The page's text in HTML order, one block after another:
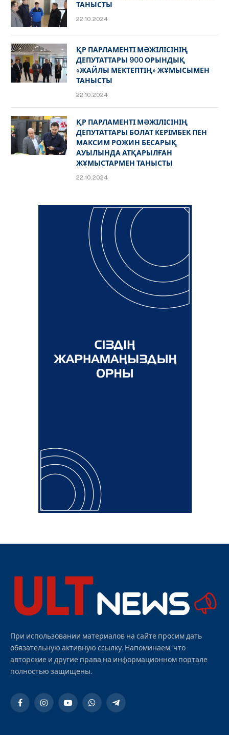
ТАНЫСТЫ
22.10.2024
ҚР ПАРЛАМЕНТІ МӘЖІЛІСІНІҢ
ДЕПУТАТТАРЫ 900 ОРЫНДЫҚ
«ЖАЙЛЫ МЕКТЕПТІҢ» ЖҰМЫСЫМЕН
ТАНЫСТЫ
22.10.2024
ҚР ПАРЛАМЕНТІ МӘЖІЛІСІНІҢ
ДЕПУТАТТАРЫ БОЛАТ КЕРІМБЕК ПЕН
МАКСИМ РОЖИН БЕСАРЫҚ
АУЫЛЫНДА АТҚАРЫЛҒАН
ЖҰМЫСТАРМЕН ТАНЫСТЫ
22.10.2024
При использовании материалов на сайте просим дать
обязательную активную ссылку. Напоминаем, что
авторские и другие права на информационном портале
полностью защищены.
FacebookInstagramYouTubeWhatsAppTelegram